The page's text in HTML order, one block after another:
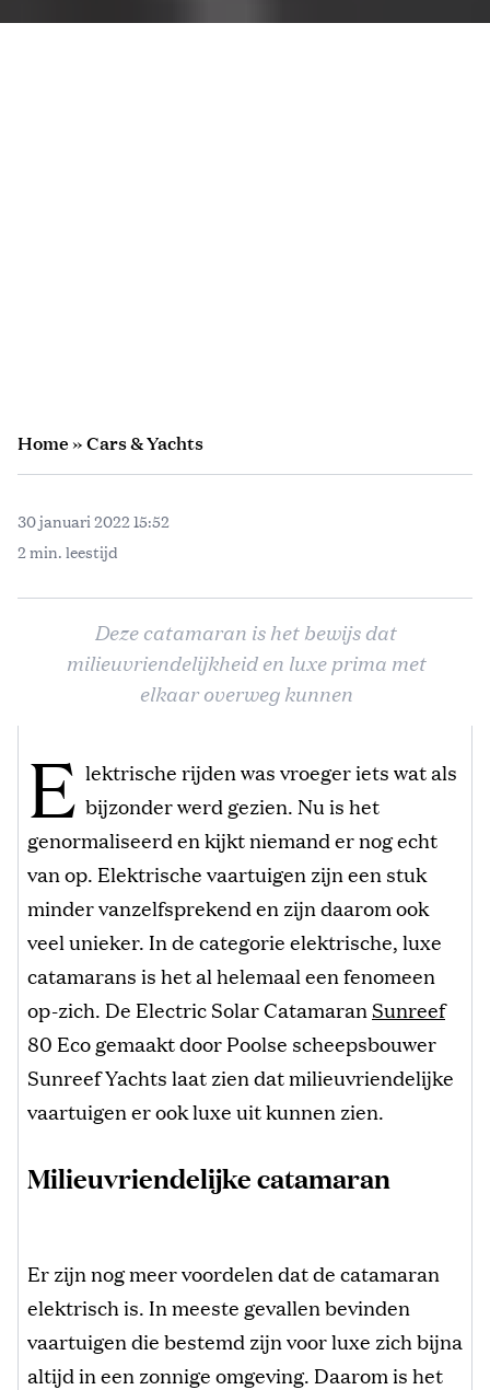
Home»Cars & Yachts
30 januari 2022 15:52
2 min. leestijd
Deze catamaran is het bewijs dat
milieuvriendelijkheid en luxe prima met
elkaar overweg kunnen
E lektrische rijden was vroeger iets wat als
bijzonder werd gezien. Nu is het
genormaliseerd en kijkt niemand er nog echt
van op. Elektrische vaartuigen zijn een stuk
minder vanzelfsprekend en zijn daarom ook
veel unieker. In de categorie elektrische, luxe
catamarans is het al helemaal een fenomeen
op-zich. De Electric Solar Catamaran Sunreef
80 Eco gemaakt door Poolse scheepsbouwer
Sunreef Yachts laat zien dat milieuvriendelijke
vaartuigen er ook luxe uit kunnen zien.
Milieuvriendelijke catamaran
Er zijn nog meer voordelen dat de catamaran
elektrisch is. In meeste gevallen bevinden
vaartuigen die bestemd zijn voor luxe zich bijna
altijd in een zonnige omgeving. Daarom is het